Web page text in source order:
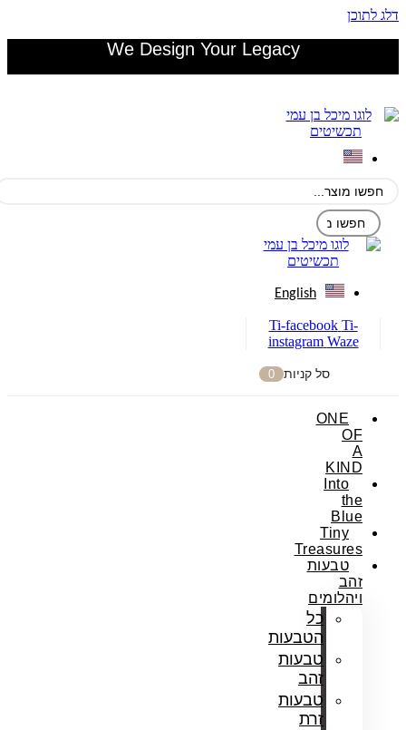
דלג לתוכן
We Design Your Legacy
English
Ti-facebook Ti-
instagram Waze
סל קניות 0
ONE
OF
A
KIND
Into
the
Blue
Tiny
Treasures
טבעות
זהב
ויהלומים
כל
הטבעות
טבעות
זהב
טבעות
זרת